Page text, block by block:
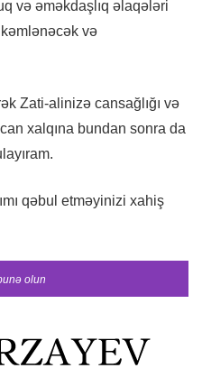
və əməkdaşlıq əlaqələri
və
Zati-alinizə cansağlığı və
xalqına bundan sonra da
qəbul etməyinizi xahiş
olun